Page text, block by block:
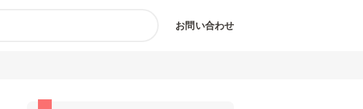
お問い合わせ